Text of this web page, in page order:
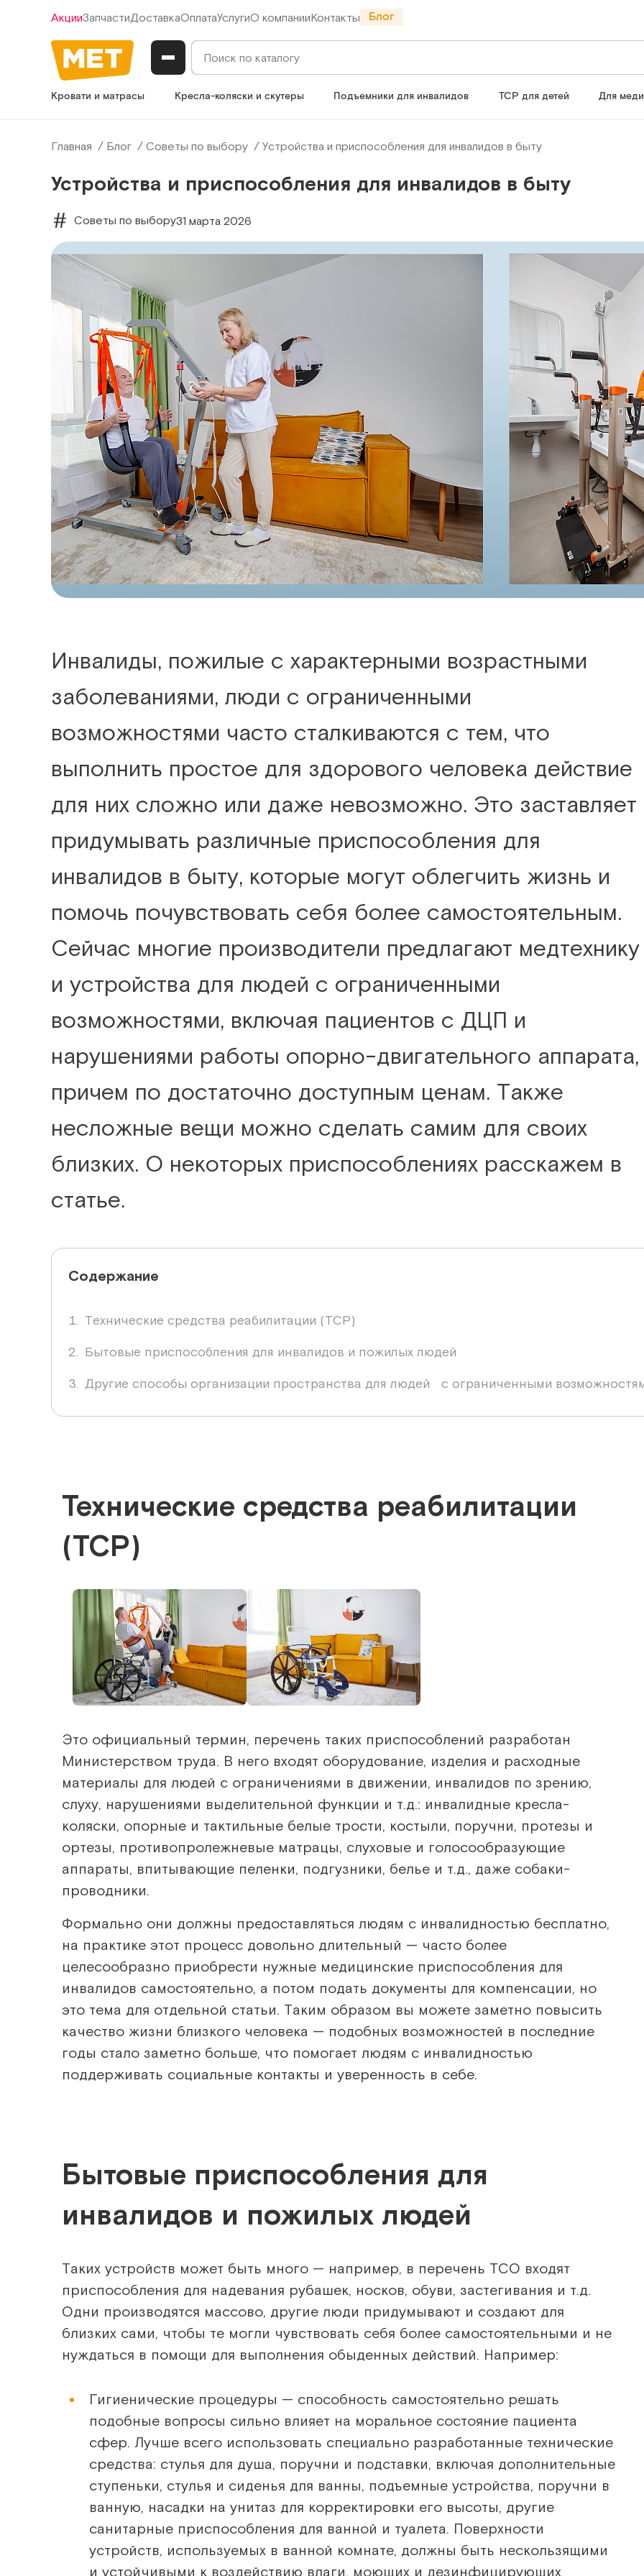
АкцииЗапчастиДоставкаОплатаУслугиО компанииКонтакты Блог
Кровати и матрасы Кресла-коляски и скутеры Подъемники для инвалидов ТСР для детей Для
Главная Блог Советы по выбору Устройства и приспособления для инвалидов в быту
Устройства и приспособления для инвалидов в быту
Советы по выбору31 марта 2026
Инвалиды, пожилые с характерными возрастными
заболеваниями, люди с ограниченными
возможностями часто сталкиваются с тем, что
выполнить простое для здорового человека действие
для них сложно или даже невозможно. Это заставляет
придумывать различные приспособления для
инвалидов в быту, которые могут облегчить жизнь и
помочь почувствовать себя более самостоятельным.
Сейчас многие производители предлагают медтехнику
и устройства для людей с ограниченными
возможностями, включая пациентов с ДЦП и
нарушениями работы опорно-двигательного аппарата,
причем по достаточно доступным ценам. Также
несложные вещи можно сделать самим для своих
близких. О некоторых приспособлениях расскажем в
статье.
Содержание
Технические средства реабилитации (ТСР)
Бытовые приспособления для инвалидов и пожилых людей
Другие способы организации пространства для людей с ограниченными
Технические средства реабилитации
(ТСР)
Это официальный термин, перечень таких приспособлений разработан
Министерством труда. В него входят оборудование, изделия и расходные
материалы для людей с ограничениями в движении, инвалидов по зрению,
слуху, нарушениями выделительной функции и т.д.: инвалидные кресла-
коляски, опорные и тактильные белые трости, костыли, поручни, протезы и
ортезы, противопролежневые матрацы, слуховые и голосообразующие
аппараты, впитывающие пеленки, подгузники, белье и т.д., даже собаки-
проводники.
Формально они должны предоставляться людям с инвалидностью бесплатно,
на практике этот процесс довольно длительный — часто более
целесообразно приобрести нужные медицинские приспособления для
инвалидов самостоятельно, а потом подать документы для компенсации, но
это тема для отдельной статьи. Таким образом вы можете заметно повысить
качество жизни близкого человека — подобных возможностей в последние
годы стало заметно больше, что помогает людям с инвалидностью
поддерживать социальные контакты и уверенность в себе.
Бытовые приспособления для
инвалидов и пожилых людей
Таких устройств может быть много — например, в перечень ТСО входят
приспособления для надевания рубашек, носков, обуви, застегивания и т.д.
Одни производятся массово, другие люди придумывают и создают для
близких сами, чтобы те могли чувствовать себя более самостоятельными и не
нуждаться в помощи для выполнения обыденных действий. Например:
Гигиенические процедуры — способность самостоятельно решать
подобные вопросы сильно влияет на моральное состояние пациента
сфер. Лучше всего использовать специально разработанные технические
средства: стулья для душа, поручни и подставки, включая дополнительные
ступеньки, стулья и сиденья для ванны, подъемные устройства, поручни в
ванную, насадки на унитаз для корректировки его высоты, другие
санитарные приспособления для ванной и туалета. Поверхности
устройств, используемых в ванной комнате, должны быть нескользящими
и устойчивыми к воздействию влаги, моющих и дезинфицирующих